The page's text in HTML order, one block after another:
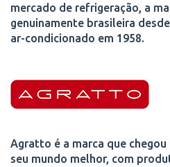
mercado de refrigeração, a
genuinamente brasileira
ar-condicionado em 1958.
Agratto é a marca que
seu mundo melhor, com